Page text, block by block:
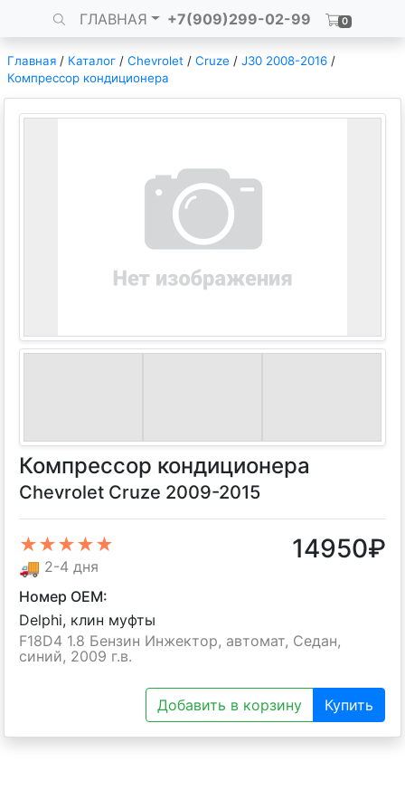
ГЛАВНАЯ +7(909)299-02-99 0
Главная / Каталог / Chevrolet / Cruze / J30 2008-2016 /
Компрессор кондиционера
Компрессор кондиционера
Chevrolet Cruze 2009-2015
★★★★★
🚚 2-4 дня
14950₽
Номер OEM:
Delphi, клин муфты
F18D4 1.8 Бензин Инжектор, автомат, Седан,
синий, 2009 г.в.
Добавить в корзину Купить